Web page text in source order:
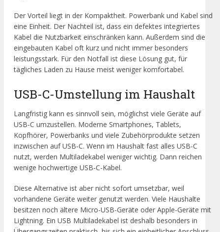
Der Vorteil liegt in der Kompaktheit. Powerbank und Kabel sind
eine Einheit. Der Nachteil ist, dass ein defektes integriertes
Kabel die Nutzbarkeit einschränken kann. Außerdem sind die
eingebauten Kabel oft kurz und nicht immer besonders
leistungsstark. Für den Notfall ist diese Lösung gut, für
tägliches Laden zu Hause meist weniger komfortabel.
USB-C-Umstellung im Haushalt
Langfristig kann es sinnvoll sein, möglichst viele Geräte auf
USB-C umzustellen. Moderne Smartphones, Tablets,
Kopfhörer, Powerbanks und viele Zubehörprodukte setzen
inzwischen auf USB-C. Wenn im Haushalt fast alles USB-C
nutzt, werden Multiladekabel weniger wichtig. Dann reichen
wenige hochwertige USB-C-Kabel.
Diese Alternative ist aber nicht sofort umsetzbar, weil
vorhandene Geräte weiter genutzt werden. Viele Haushalte
besitzen noch ältere Micro-USB-Geräte oder Apple-Geräte mit
Lightning. Ein USB Multiladekabel ist deshalb besonders in